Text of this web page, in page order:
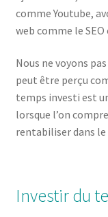
comme Youtube,
web comme le SEO
Nous ne voyons
peut être perçu
temps investi est
lorsque l’on
rentabiliser dans
Investir du